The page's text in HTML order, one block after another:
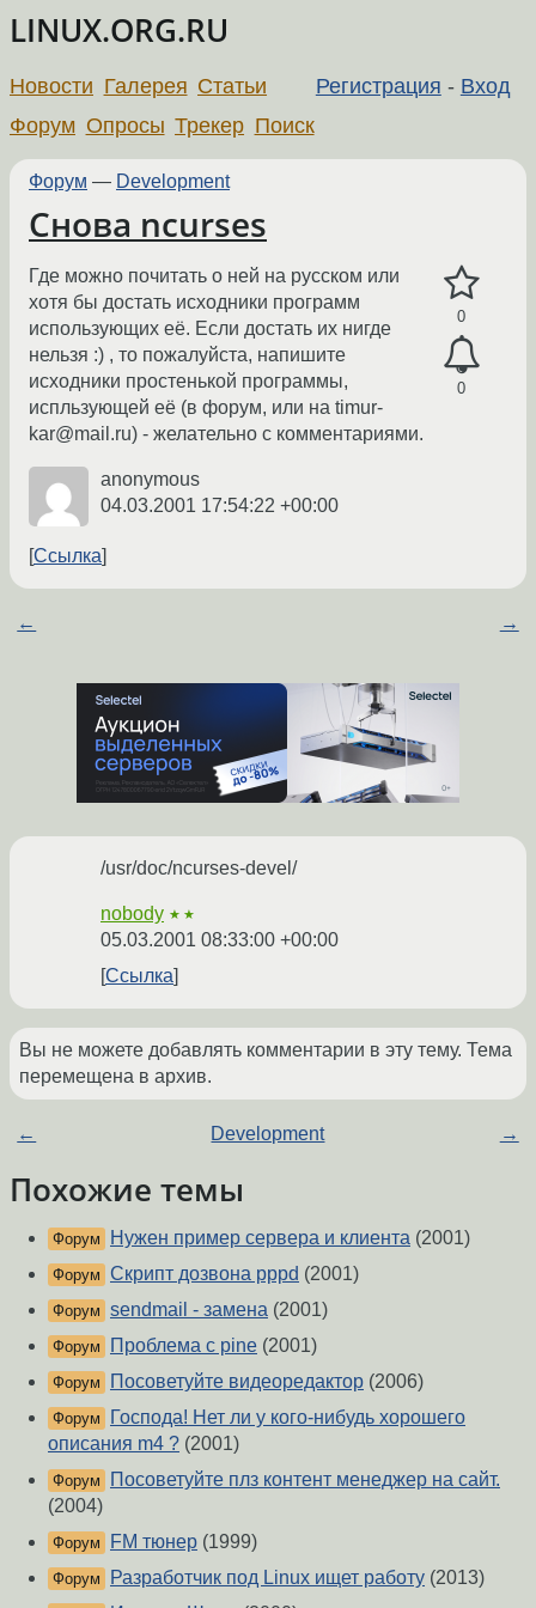
LINUX.ORG.RU
Регистрация - Вход
Новости Галерея Статьи
Форум Опросы Трекер Поиск
Форум — Development
Снова ncurses
0
0
Где можно почитать о ней на русском или
хотя бы достать исходники программ
использующих её. Если достать их нигде
нельзя :) , то пожалуйста, напишите
исходники простенькой программы,
испльзующей её (в форум, или на timur-
kar@mail.ru) - желательно с комментариями.
anonymous
04.03.2001 17:54:22 +00:00
Ссылка
← →
/usr/doc/ncurses-devel/
nobody ★★
05.03.2001 08:33:00 +00:00
Ссылка
Вы не можете добавлять комментарии в эту тему. Тема
перемещена в архив.
← Development →
Похожие темы
Форум Нужен пример сервера и клиента (2001)
Форум Скрипт дозвона pppd (2001)
Форум sendmail - замена (2001)
Форум Проблема с pine (2001)
Форум Посоветуйте видеоредактор (2006)
Форум
Господа! Нет ли у кого-нибудь хорошего
описания m4 ? (2001)
Форум
Посоветуйте плз контент менеджер на сайт.
(2004)
Форум FM тюнер (1999)
Форум Разработчик под Linux ищет работу (2013)